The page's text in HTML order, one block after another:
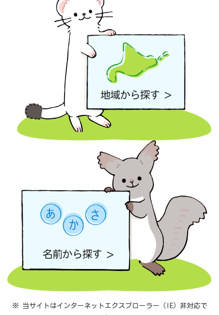
※ 当サイトはインターネットエクスプローラー（IE）非対応で